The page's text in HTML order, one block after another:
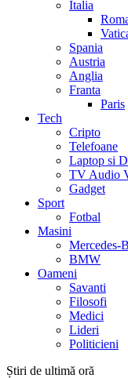
Italia
Spania
Austria
Anglia
Franta
Paris
Tech
Cripto
Telefoane
Laptop si
TV Audio
Gadget
Sport
Fotbal
Masini
Mercedes-
BMW
Oameni
Savanti
Filosofi
Medici
Lideri
Politicieni
Știri de ultimă oră